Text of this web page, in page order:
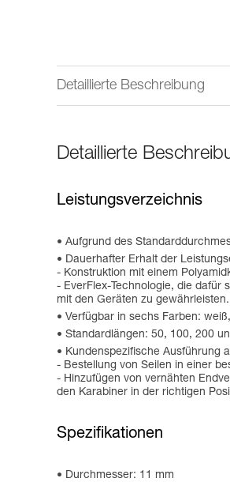
Detaillierte Beschreibung
Detaillierte
Leistungsverzeichnis
Aufgrund des
Dauerhafter Erhalt der
- Konstruktion mit einem
- EverFlex-Technologie, die dafür
mit den Geräten zu gewährleisten.
Verfügbar in sechs Farben:
Standardlängen: 50, 100, 200
Kundenspezifische Ausführung
- Bestellung von Seilen in einer
- Hinzufügen von vernähten
den Karabiner in der richtigen
Spezifikationen
Durchmesser: 11 mm